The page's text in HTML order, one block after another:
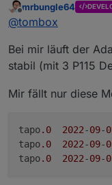
Der
manuell die
tapo.0.id.ip
Dann
tapo.0.id
Motion
Minimum
bekommt
Zum
https://
Repo
Offline
mrbungle64
@tombox
Bei mir läuft der
stabil (mit 3 P115
Mir fällt nur diese
tapo.0 2022-09-
tapo.0 2022-09-
tapo.0 2022-09-